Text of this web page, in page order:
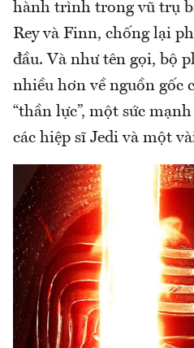
hành trình trong vũ trụ
Rey và Finn, chống lại
đầu. Và như tên gọi, bộ
nhiều hơn về nguồn gốc
“thần lực”, một sức
các hiệp sĩ Jedi và một